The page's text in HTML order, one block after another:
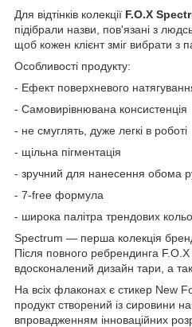
Для відтінків колекції F.O.X
підібрали назви, пов'язані з
щоб кожен клієнт зміг вибрати з
Особливості продукту:
- Ефект поверхневого
- Самовирівнювана консистенція
- не смуглять, дуже легкі в роботі
- щільна пігментація
- зручний для нанесення обома
- 7-free формула
- широка палітра трендових
Spectrum — перша колекція
Після повного ребрендинга
вдосконалений дизайн тари, а
На всіх флаконах є стикер New
продукт створений із сировини
впровадженням інноваційних